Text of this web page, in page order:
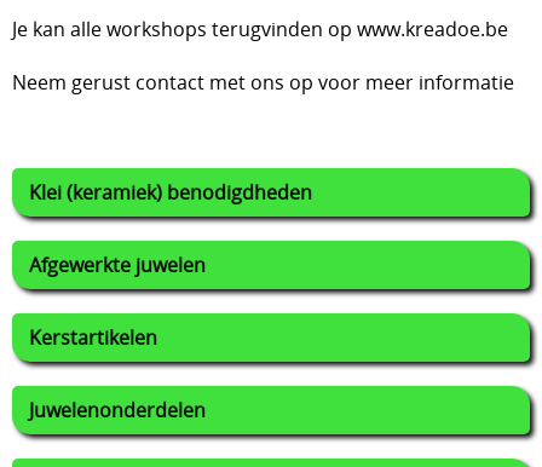
Klei (keramiek) benodigdheden
Afgewerkte juwelen
Kerstartikelen
Juwelenonderdelen
Je kan alle workshops terugvinden op www.kreadoe.be
Neem gerust contact met ons op voor meer informatie